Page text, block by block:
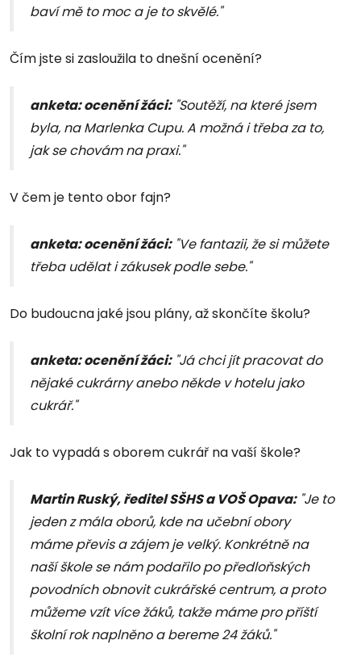
baví mě to moc a je to skvělé."
Čím jste si zasloužila to dnešní ocenění?
anketa: ocenění žáci:"Soutěží, na které jsem
byla, na Marlenka Cupu. A možná i třeba za to,
jak se chovám na praxi."
V čem je tento obor fajn?
anketa: ocenění žáci:"Ve fantazii, že si můžete
třeba udělat i zákusek podle sebe."
Do budoucna jaké jsou plány, až skončíte školu?
anketa: ocenění žáci:"Já chci jít pracovat do
nějaké cukrárny anebo někde v hotelu jako
cukrář."
Jak to vypadá s oborem cukrář na vaší škole?
Martin Ruský, ředitel SŠHS a VOŠ Opava:"Je to
jeden z mála oborů, kde na učební obory
máme převis a zájem je velký. Konkrétně na
naší škole se nám podařilo po předloňských
povodních obnovit cukrářské centrum, a proto
můžeme vzít více žáků, takže máme pro příští
školní rok naplněno a bereme 24 žáků."